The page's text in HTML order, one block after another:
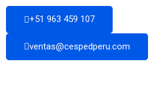
+51 963 459 107
ventas@cespedperu.com